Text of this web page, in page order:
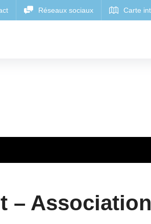
– Association